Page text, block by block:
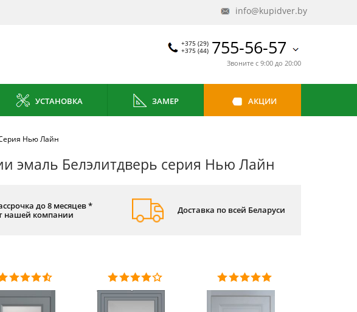
info@kupidver.by
+375 (29)
+375 (44) 755-56-57
Звоните с 9:00 до 20:00
УСТАНОВКА ЗАМЕР АКЦИИ
Нью Лайн
эмаль Белэлитдверь серия Нью Лайн
до 8 месяцев *
нашей компании
Доставка по всей Беларуси